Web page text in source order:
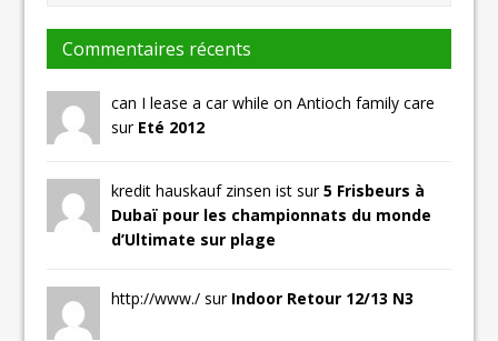
Commentaires récents
can I lease a car while on Antioch family care
sur Eté 2012
kredit hauskauf zinsen ist sur5 Frisbeurs à
Dubaï pour les championnats du monde
d’Ultimate sur plage
http://www./ sur Indoor Retour 12/13 N3